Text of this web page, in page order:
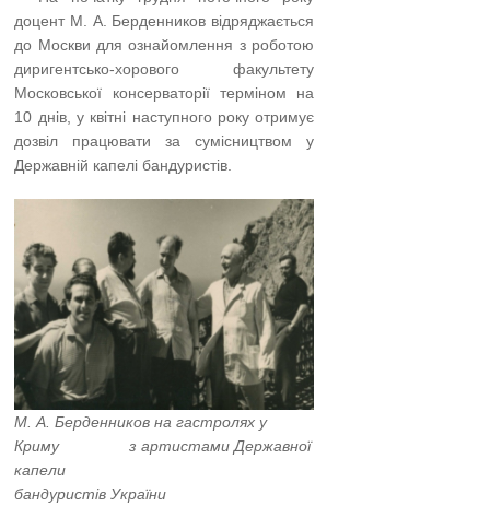
доцент М. А. Берденников відряджається
до Москви для ознайомлення з роботою
диригентсько-хорового факультету
Московської консерваторії терміном на
10 днів, у квітні наступного року отримує
дозвіл працювати за сумісництвом у
Державній капелі бандуристів.
М. А. Берденников на гастролях у
Криму з артистами Державної
капели
бандуристів України